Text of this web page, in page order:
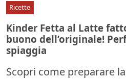
Ricette
Kinder Fetta al Latte
buono dell’originale!
spiaggia
Scopri come preparare